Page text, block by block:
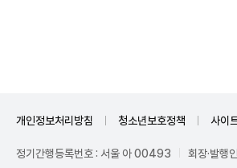
개인정보처리방침 청소년보호정책 사이
정기간행등록번호 : 서울 아 00493
회장·발행